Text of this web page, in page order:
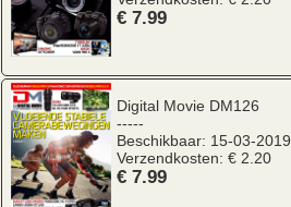
€ 7.99
Digital Movie DM126
-----
Beschikbaar: 15-03-2019
Verzendkosten: € 2.20
€ 7.99